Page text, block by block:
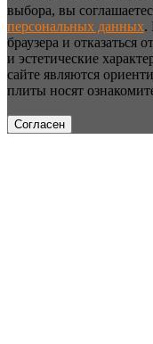
выбора, вы
персональных данных.
браузера и отказаться
и эстетические
сайте являются
плиты носят
Согласен